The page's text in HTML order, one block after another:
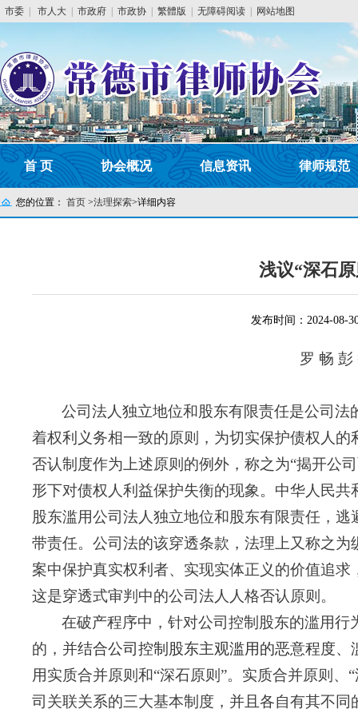
市委 市人大 市政府 市政协 繁體版 无障碍阅读 网站地图
首 页 协会概况 信息资讯 律师规范
您的位置： 首页 >法理探索>详细内容
浅议“深石
发布时间：2024-08-
罗 畅 彭
公司法人独立地位和股东有限责任是公司
着权利义务相一致的原则，为切实保护债权人
否认制度作为上述原则的例外，称之为“揭开公
形下对债权人利益保护失衡的现象。中华人民
股东滥用公司法人独立地位和股东有限责任，
带责任。公司法的该穿透条款，法理上又称之
案中保护真实权利者、实现实体正义的价值追
这是穿透式审判中的公司法人人格否认原则。
在破产程序中，针对公司控制股东的滥用
的，并结合公司控制股东主观滥用的恶意程度
用实质合并原则和“深石原则”。 实质合并原则、
司关联关系的三大基本制度，并且各自有其不同